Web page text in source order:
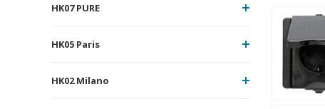
HK07 PURE
HK05 Paris
HK02 Milano